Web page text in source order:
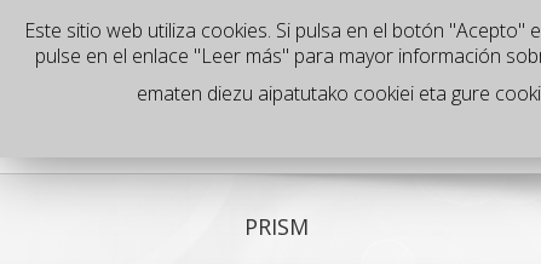
es
PRISM
Este sitio web utiliza cookies. Si pulsa en el botón
pulse en el enlace "Leer más" para mayor información
ematen diezu aipatutako cookiei eta gure